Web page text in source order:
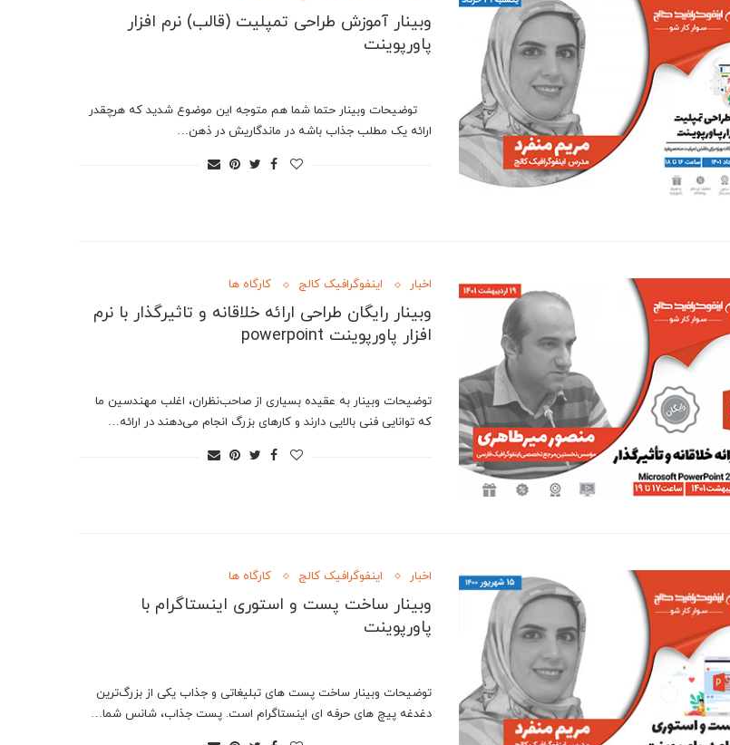
وبینار آموزش طراحی تمپلیت (قالب) نرم افزار
پاورپوینت
توضیحات وبینار حتما شما هم متوجه این موضوع شدید که هرچقدر
ارائه یک مطلب جذاب باشه در ماندگاریش در ذهن…
اخبار اینفوگرافیک کالج کارگاه ها
وبینار رایگان طراحی ارائه خلاقانه و تاثیرگذار با نرم
افزار پاورپوینت powerpoint
توضیحات وبینار به عقیده بسیاری از صاحب‌نظران، اغلب مهندسین ما
که توانایی فنی بالایی دارند و کارهای بزرگ انجام می‌دهند در ارائه…
اخبار اینفوگرافیک کالج کارگاه ها
وبینار ساخت پست و استوری اینستاگرام با
پاورپوینت
توضیحات وبینار ساخت پست های تبلیغاتی و جذاب یکی از بزرگ‌ترین
دغدغه پیچ های حرفه ای اینستاگرام است. پست جذاب، شانس شما…